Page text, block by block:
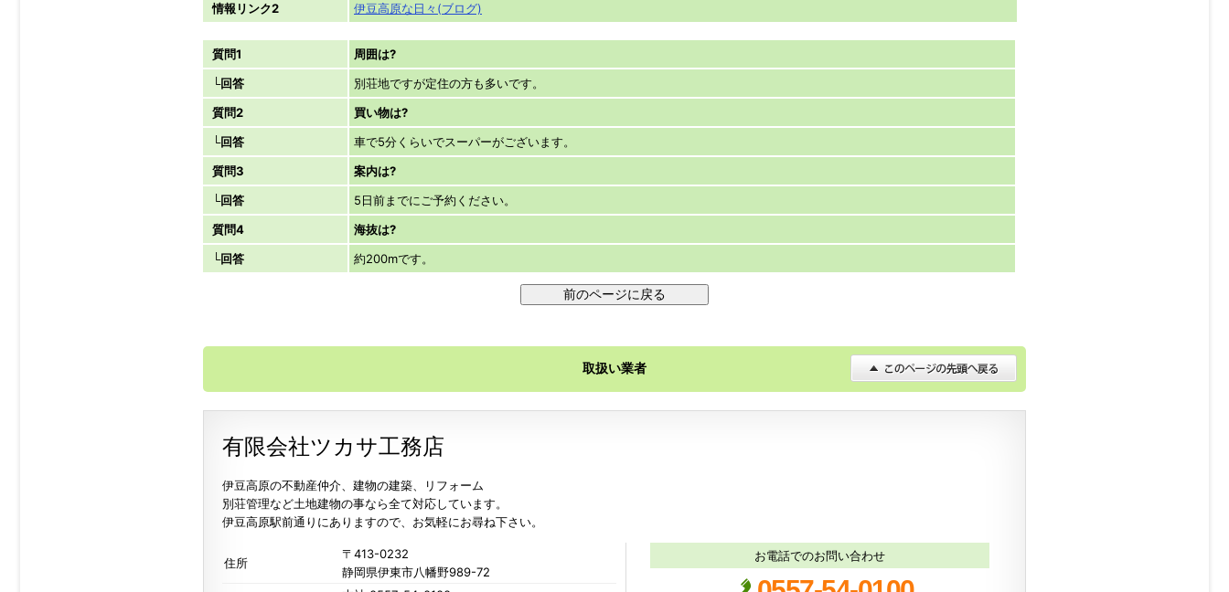
情報リンク2
伊豆高原な日々(ブログ)
質問1
周囲は?
└回答
別荘地ですが定住の方も多いです。
質問2
買い物は?
└回答
車で5分くらいでスーパーがございます。
質問3
案内は?
└回答
5日前までにご予約ください。
質問4
海抜は?
└回答
約200mです。
取扱い業者
有限会社ツカサ工務店
伊豆高原の不動産仲介、建物の建築、リフォーム
別荘管理など土地建物の事なら全て対応しています。
伊豆高原駅前通りにありますので、お気軽にお尋ね下さい。
住所
〒413-0232
静岡県伊東市八幡野989-72
お電話でのお問い合わせ